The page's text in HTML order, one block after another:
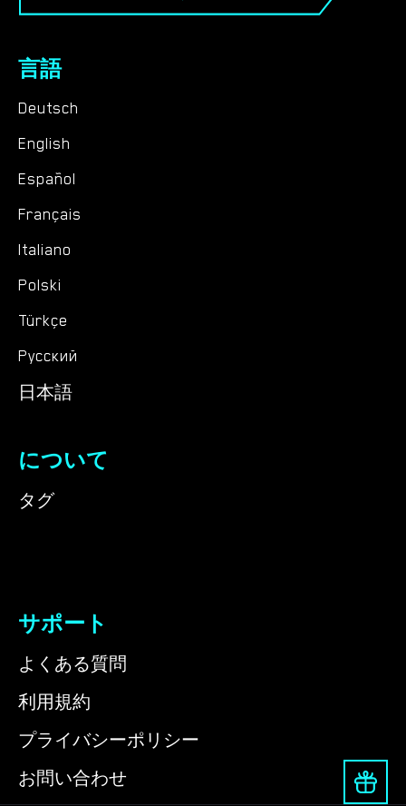
言語
Deutsch
English
Español
Français
Italiano
Polski
Türkçe
Русский
日本語
について
タグ
サポート
よくある質問
利用規約
プライバシーポリシー
お問い合わせ